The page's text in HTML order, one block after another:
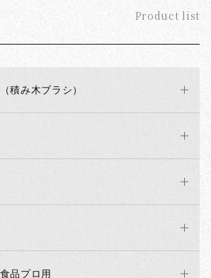
Product list
積み木ブラシ）
品プロ用